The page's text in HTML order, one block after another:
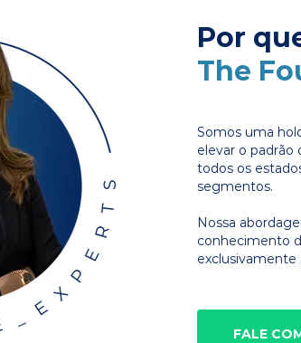
Por
The
Somos uma
elevar o
todos os
segmentos.
Nossa
conhecimento
exclusivamente
FALE